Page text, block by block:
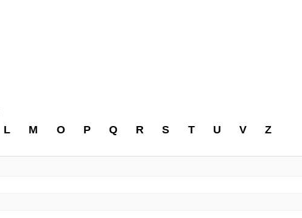
L M O P Q R S T U V Z